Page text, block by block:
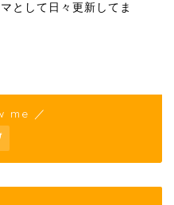
として日々更新してま
me ／